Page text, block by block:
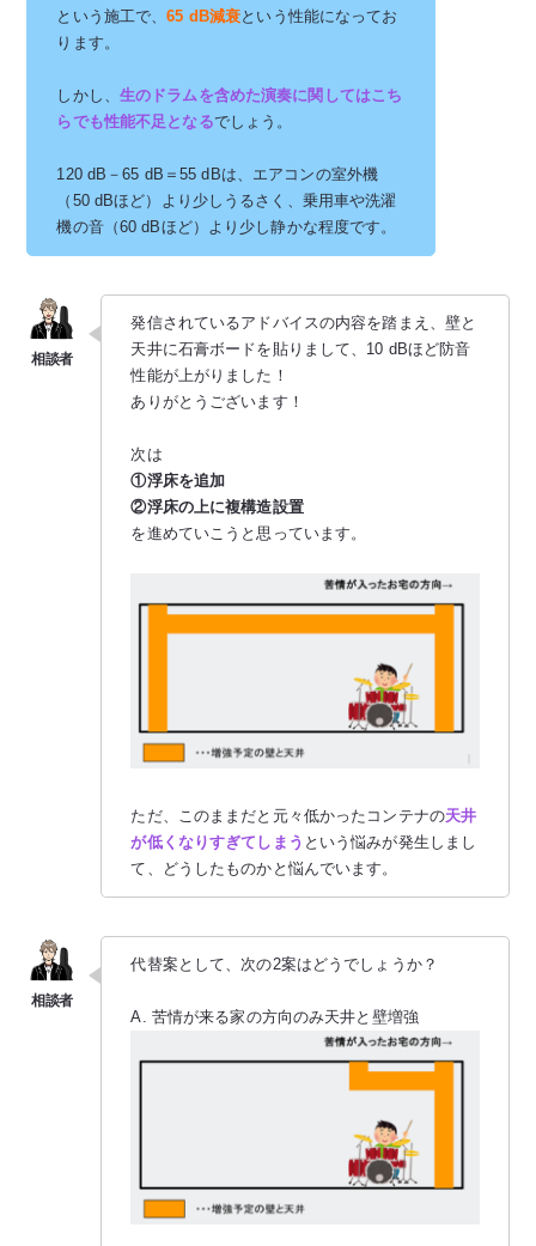
という施工で、65 dB減衰という性能になってお
ります。
しかし、 生のドラムを含めた演奏に関してはこち
らでも性能不足となるでしょう。
120 dB－65 dB＝55 dBは、エアコンの室外機
（50 dBほど）より少しうるさく、乗用車や洗濯
機の音（60 dBほど）より少し静かな程度です。
発信されているアドバイスの内容を踏まえ、壁と
天井に石膏ボードを貼りまして、10 dBほど防音
性能が上がりました！
ありがとうございます！
次は
①浮床を追加
②浮床の上に複構造設置
を進めていこうと思っています。
ただ、このままだと元々低かったコンテナの天井
が低くなりすぎてしまう という悩みが発生しまし
て、どうしたものかと悩んでいます。
代替案として、次の2案はどうでしょうか？
A. 苦情が来る家の方向のみ天井と壁増強